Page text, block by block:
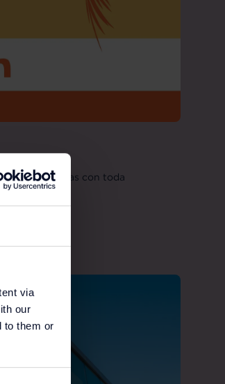
via
our
to them or
sus compras con toda